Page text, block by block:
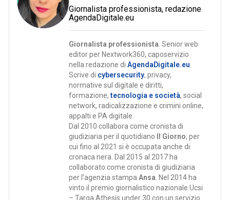
Giornalista professionista, redazione
AgendaDigitale.eu
Giornalista professionista . Senior web
editor per Nextwork360, caposervizio
nella redazione diAgendaDigitale.eu
Scrive di cybersecurity, privacy,
normative sul digitale e diritti,
formazione,tecnologia e società, social
network, radicalizzazione e crimini online,
appalti e PA digitale.
Dal 2010 collabora come cronista di
giudiziaria per il quotidiano
Il Giorno, per
cui fino al 2021 si è occupata anche di
cronaca nera. Dal 2015 al 2017 ha
collaborato come cronista di giudiziaria
per l’agenzia stampaAnsa . Nel 2014 ha
vinto il premio giornalistico nazionale Ucsi
– Targa Athesis under 30 con un servizio